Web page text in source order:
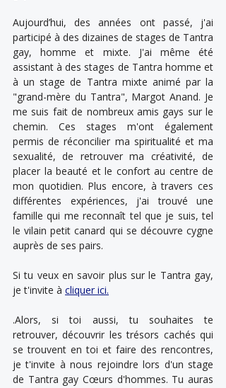
Aujourd’hui, des années ont passé, j'ai
participé à des dizaines de stages de Tantra
gay, homme et mixte. J'ai même été
assistant à des stages de Tantra homme et
à un stage de Tantra mixte animé par la
"grand-mère du Tantra", Margot Anand. Je
me suis fait de nombreux amis gays sur le
chemin. Ces stages m'ont également
permis de réconcilier ma spiritualité et ma
sexualité, de retrouver ma créativité, de
placer la beauté et le confort au centre de
mon quotidien. Plus encore, à travers ces
différentes expériences, j'ai trouvé une
famille qui me reconnaît tel que je suis, tel
le vilain petit canard qui se découvre cygne
auprès de ses pairs.
Si tu veux en savoir plus sur le Tantra gay,
je t'invite à cliquer ici.
.Alors, si toi aussi, tu souhaites te
retrouver, découvrir les trésors cachés qui
se trouvent en toi et faire des rencontres,
je t'invite à nous rejoindre lors d'un stage
de Tantra gay Cœurs d'hommes. Tu auras